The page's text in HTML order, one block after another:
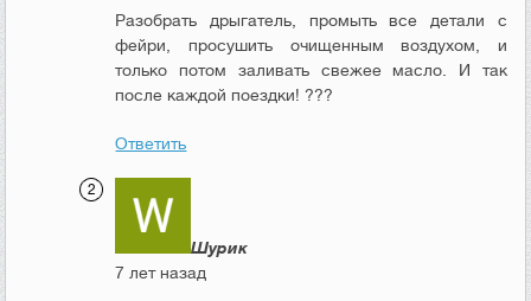
Разобрать дрыгатель, промыть все детали с
фейри, просушить очищенным воздухом, и
только потом заливать свежее масло. И так
после каждой поездки! ???
Ответить
Шурик
7 лет назад